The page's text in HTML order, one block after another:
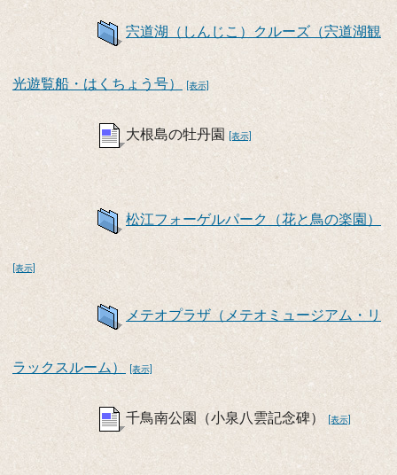
宍道湖（しんじこ）クルーズ（宍道湖観
光遊覧船・はくちょう号） [表示]
大根島の牡丹園 [表示]
松江フォーゲルパーク（花と鳥の楽園）
[表示]
メテオプラザ（メテオミュージアム・リ
ラックスルーム） [表示]
千鳥南公園（小泉八雲記念碑） [表示]